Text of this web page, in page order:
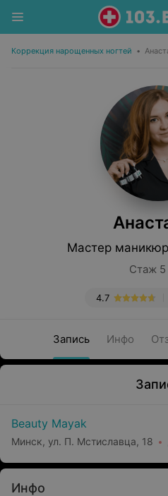
Коррекция нарощенных ногтей •
Мастер
Стаж 5
4.7
Запись Инфо
Beauty Mayak
Минск, ул. П. Мстиславца, 18
Инфо